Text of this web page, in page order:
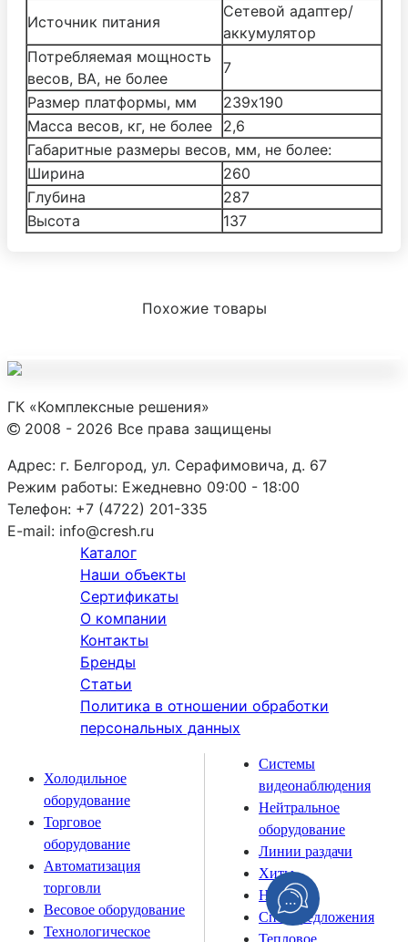
Источник питания
Cетевой адаптер/
аккумулятор
Потребляемая мощность
весов, ВА, не более
7
Размер платформы, мм
239х190
Масса весов, кг, не более
2,6
Габаритные размеры весов, мм, не более:
Ширина
260
Глубина
287
Высота
137
Похожие товары
ГК «Комплексные решения»
2008 - 2026 Все права защищены
Адрес: г. Белгород, ул. Серафимовича, д. 67
Режим работы: Ежедневно 09:00 - 18:00
Телефон: +7 (4722) 201-335
E-mail: info@cresh.ru
Каталог
Наши объекты
Сертификаты
О компании
Контакты
Бренды
Статьи
Политика в отношении обработки
персональных данных
Холодильное
оборудование
Торговое
оборудование
Автоматизация
торговли
Весовое оборудование
Технологическое
Системы
видеонаблюдения
Нейтральное
оборудование
Линии раздачи
Хиты
Новинки
Спецпредложения
Тепловое